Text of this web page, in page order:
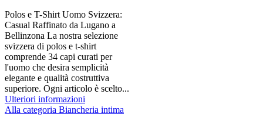
Polos e T-Shirt Uomo Svizzera:
Casual Raffinato da Lugano a
Bellinzona La nostra selezione
svizzera di polos e t-shirt
comprende 34 capi curati per
l'uomo che desira semplicità
elegante e qualità costruttiva
superiore. Ogni articolo è scelto...
Ulteriori informazioni
Alla categoria Biancheria intima